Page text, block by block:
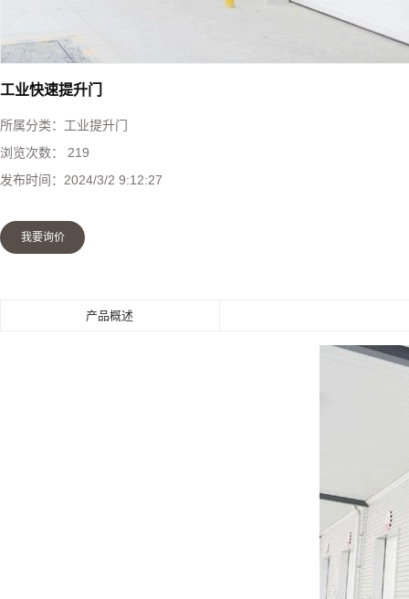
防火卷帘门
工业快速提升门
所属分类： 工业提升门
浏览次数：
219
发布时间： 2024/3/2 9:12:27
我要询价
产品概述